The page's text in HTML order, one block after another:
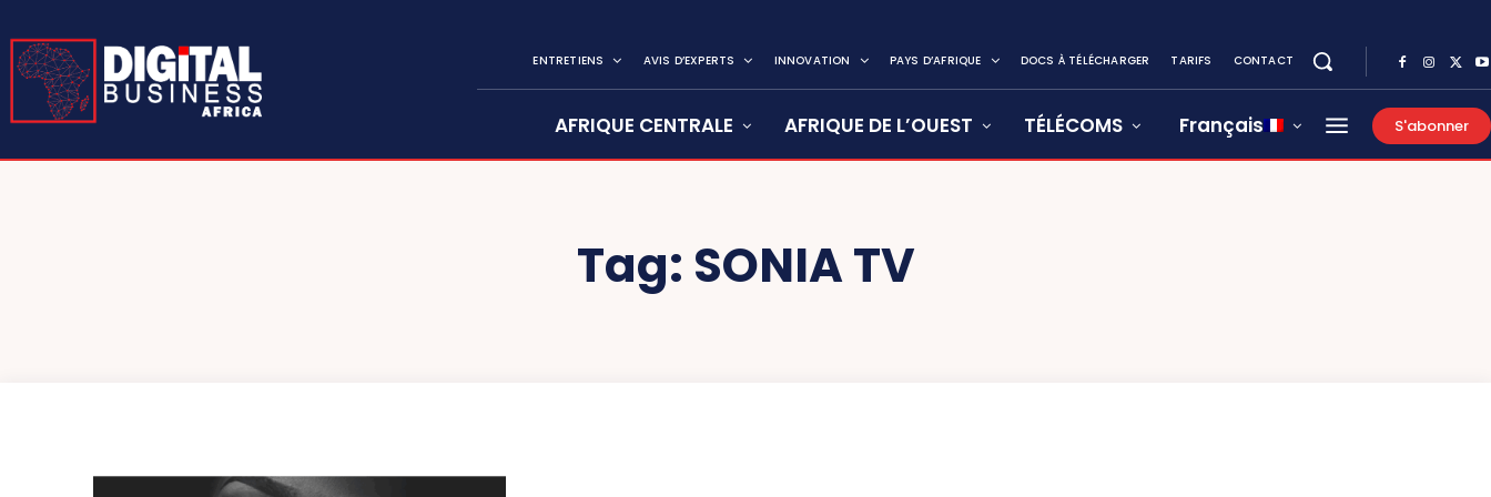
ENTRETIENS AVIS D’EXPERTS INNOVATION PAYS D’AFRIQUE DOCS À TÉLÉCHARGER TARIFS CONTACT
AFRIQUE CENTRALE AFRIQUE DE L’OUEST TÉLÉCOMS Français S'abonner
Tag: SONIA TV